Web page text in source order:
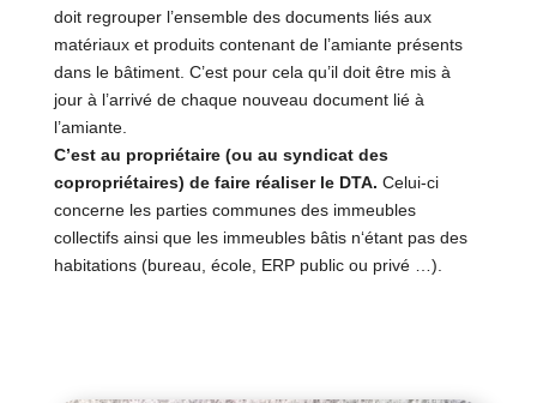
doit regrouper l’ensemble des documents liés aux
matériaux et produits contenant de l’amiante présents
dans le bâtiment. C’est pour cela qu’il doit être mis à
jour à l’arrivé de chaque nouveau document lié à
l’amiante.
C’est au propriétaire (ou au syndicat des
copropriétaires) de faire réaliser le DTA. Celui-ci
concerne les parties communes des immeubles
collectifs ainsi que les immeubles bâtis n‘étant pas des
habitations (bureau, école, ERP public ou privé …).